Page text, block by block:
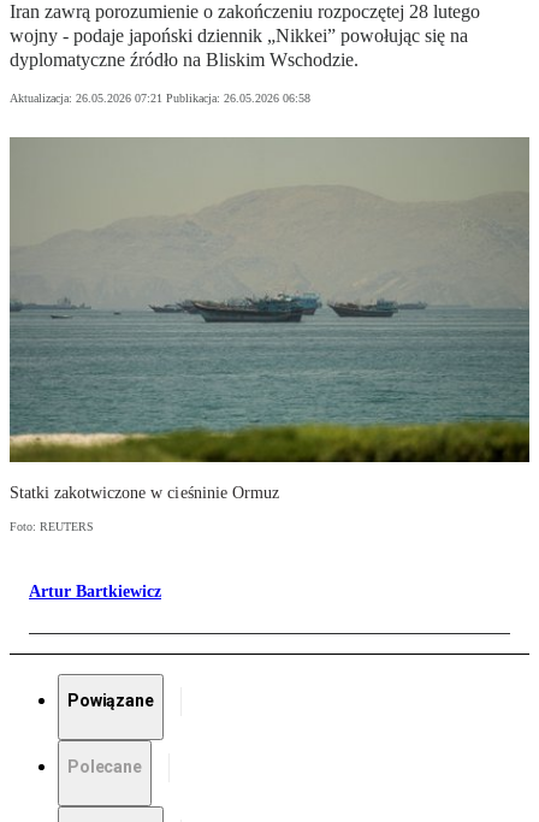
Iran zawrą porozumienie o zakończeniu rozpoczętej 28 lutego
wojny - podaje japoński dziennik „Nikkei” powołując się na
dyplomatyczne źródło na Bliskim Wschodzie.
Aktualizacja: 26.05.2026 07:21 Publikacja: 26.05.2026 06:58
Statki zakotwiczone w cieśninie Ormuz
Foto: REUTERS
Artur Bartkiewicz
Powiązane
Polecane